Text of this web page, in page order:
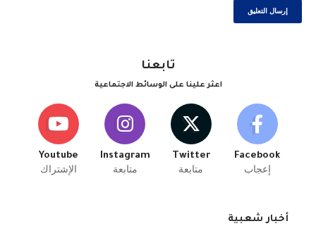
تابعنا
اعثر علينا على الوسائط الاجتماعية
Facebook
إعجاب
Twitter
متابعة
Instagram
متابعة
Youtube
الإشتراك
أخبار شعبية